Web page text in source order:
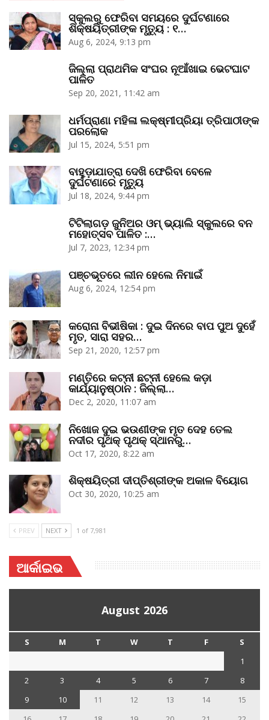
ସ୍କୁଲରୁ ଫେରିବା ସମୟରେ ଦୁର୍ଘଟଣାରେ
ଶିକ୍ଷୟିତ୍ରୀଙ୍କ ମୃତ୍ୟୁ : ୧…
Aug 6, 2024, 9:13 pm
ଜିଲ୍ଲା ପ୍ରାଥମିକ ସଂଘର ନୂଆଁଖାଇ ଭେଟଘାଟ
ପାଳିତ
Sep 20, 2021, 11:42 am
ଧର୍ମପ୍ରାଣା ମହିଳା ଲକ୍ଷ୍ମୀପ୍ରିୟା ତ୍ରିପାଠୀଙ୍କ
ପରଲୋକ
Jul 15, 2024, 5:51 pm
ବାହୁଡ଼ାଯାତ୍ରା ଦେଖି ଫେରିବା ବେଳେ
ଦୁର୍ଘଟଣାରେ ମୃତ୍ୟୁ
Jul 18, 2024, 9:44 pm
ଟିଟିଲାଗଡ଼ ଜୁନିଅର ଓମ୍‌ ଭ୍ୟାଲି ସ୍କୁଲରେ ବନ
ମହୋତ୍ସବ ପାଳିତ :…
Jul 7, 2023, 12:34 pm
ପଞ୍ଚଭୂତରେ ଲୀନ ହେଲେ ନିମାଇଁ
Aug 6, 2024, 12:54 pm
କରୋନା ବିଭୀଷିକା : ଦୁଇ ଦିନରେ ବାପ ପୁଅ ଦୁହେଁ
ମୃତ, ସାରା ସହର…
Sep 21, 2020, 12:57 pm
ମଣ୍ତିରେ କଟ୍‌ନୀ ଛଟ୍‌ନୀ ହେଲେ କଡ଼ା
କାର୍ଯ୍ୟାନୁଷ୍ଠାନ : ଜିଲ୍ଲା…
Dec 2, 2020, 11:07 am
ନିଖୋଜ ଦୁଇ ଭଉଣୀଙ୍କ ମୃତ ଦେହ ତେଲ
ନଦୀର ପୃଥକ୍‌ ପୃଥକ୍‌ ସ୍ଥାନରୁ…
Oct 17, 2020, 8:22 am
ଶିକ୍ଷୟିତ୍ରୀ ଦୀପ୍ତିଶ୍ରୀଙ୍କ ଅକାଳ ବିୟୋଗ
Oct 30, 2020, 10:25 am
PREV NEXT 1 of 7,981
ଆର୍କାଇଭ
August 2026
S M T W T F
S
1
2
3 4 5 6 7
8
9
10 11 12 13 14
15